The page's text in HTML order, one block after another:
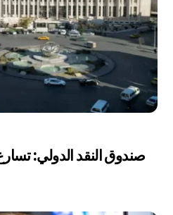
صندوق النقد الدولي: